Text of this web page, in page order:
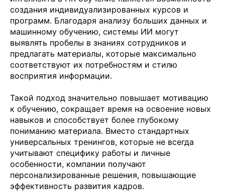
создания индивидуализированных курсов и
программ. Благодаря анализу больших данных и
машинному обучению, системы ИИ могут
выявлять пробелы в знаниях сотрудников и
предлагать материалы, которые максимально
соответствуют их потребностям и стилю
восприятия информации.
Такой подход значительно повышает мотивацию
к обучению, сокращает время на освоение новых
навыков и способствует более глубокому
пониманию материала. Вместо стандартных
универсальных тренингов, которые не всегда
учитывают специфику работы и личные
особенности, компании получают
персонализированные решения, повышающие
эффективность развития кадров.